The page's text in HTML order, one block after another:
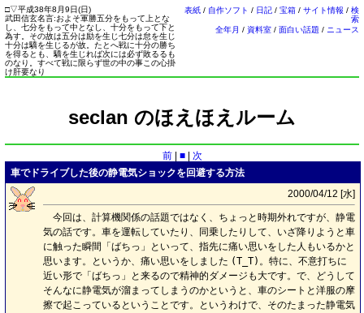
□▽平成38年8月9日(日)
武田信玄名言:およそ軍勝五分をもって上とな
し、七分をもって中となし、十分をもって下と
為す。その故は五分は励を生じ七分は怠を生じ
十分は驕を生じるが故。たとへ戦に十分の勝ち
を得るとも、驕を生じれば次には必ず敗るるも
のなり。すべて戦に限らず世の中の事この心掛
け肝要なり
表紙 / 自作ソフト / 日記 / 宝箱 / サイト情報 / 検
索
全年月 / 資料室 / 面白い話題 / ニュース
seclan のほえほえルーム
前| ■|
次
車でドライブした後の静電気ショックを回避する方法
2000/04/12 [水]
今回は、計算機関係の話題ではなく、ちょっと時期外れですが、静電
気の話です。車を運転していたり、同乗したりして、いざ降りようと車
に触った瞬間「ばちっ」といって、指先に痛い思いをした人もいるかと
思います。というか、痛い思いをしました (T_T) 。特に、不意打ちに
近い形で「ばちっ」と来るので精神的ダメージも大です。で、どうして
そんなに静電気が溜まってしまうのかというと、車のシートと洋服の摩
擦で起こっているということです。というわけで、そのたまった静電気